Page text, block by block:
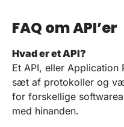
FAQ om API’er
Hvad er et API?
Et API, eller Application
sæt af protokoller og
for forskellige
med hinanden.